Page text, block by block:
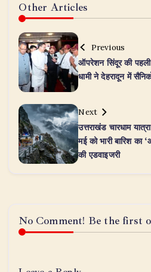
Other Articles
Previous
ऑपरेशन सिंदूर की पहली
धामी ने देहरादून में
Next
उत्तराखंड चारधाम
मई को भारी बारिश का
की एडवाइजरी
No Comment! Be the first